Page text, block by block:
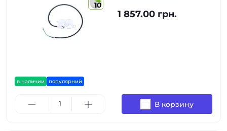
10
в наличии популярний
1 857.00 грн.
В корзину